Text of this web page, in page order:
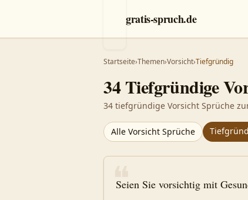
gratis-spruch.de
Startseite›Themen›Vorsicht›Tiefgründig
34 Tiefgründige
34 tiefgründige Vorsicht Sprüche
Alle Vorsicht Sprüche
❝
Seien Sie vorsichtig mit